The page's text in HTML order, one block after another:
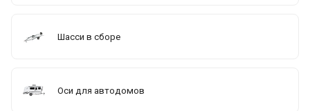
Шасси в сборе
Оси для автодомов